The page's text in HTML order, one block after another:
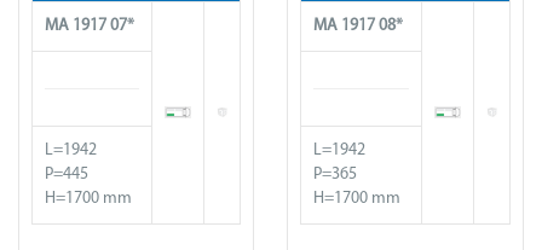
MA 1917 07*
L=1942
P=445
H=1700 mm
MA 1917 08*
L=1942
P=365
H=1700 mm